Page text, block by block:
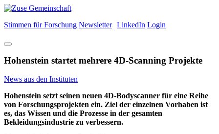
Stimmen für Forschung Newsletter LinkedIn Login
Hohenstein startet mehrere 4D-Scanning Projekte
News aus den Instituten
Hohenstein setzt seinen neuen 4D-Bodyscanner für eine Reihe
von Forschungsprojekten ein. Ziel der einzelnen Vorhaben ist
es, das Wissen und die Prozesse in der gesamten
Bekleidungsindustrie zu verbessern.